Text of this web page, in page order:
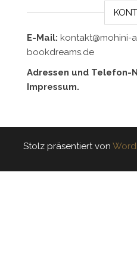
E-Mail: kontakt@mohini-
bookdreams.de
Adressen und Telefon-
Impressum.
Stolz präsentiert von